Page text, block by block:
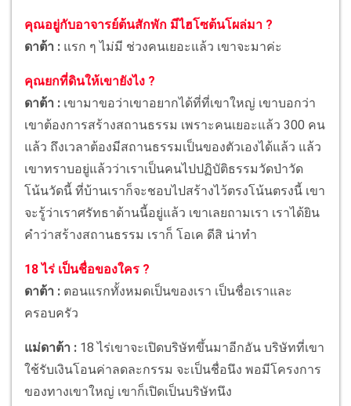
คุณอยู่กับอาจารย์ต้นสักพัก มีไฮโซต้นโผล่มา ?
ดาต้า : แรก ๆ ไม่มี ช่วงคนเยอะแล้ว เขาจะมาค่ะ
คุณยกที่ดินให้เขายังไง ?
ดาต้า : เขามาขอว่าเขาอยากได้ที่ที่เขาใหญ่ เขาบอกว่า
เขาต้องการสร้างสถานธรรม เพราะคนเยอะแล้ว 300 คน
แล้ว ถึงเวลาต้องมีสถานธรรมเป็นของตัวเองได้แล้ว แล้ว
เขาทราบอยู่แล้วว่าเราเป็นคนไปปฏิบัติธรรมวัดป่าวัด
โน้นวัดนี้ ที่บ้านเราก็จะชอบไปสร้างไว้ตรงโน้นตรงนี้ เขา
จะรู้ว่าเราศรัทธาด้านนี้อยู่แล้ว เขาเลยถามเรา เราได้ยิน
คำว่าสร้างสถานธรรม เราก็ โอเค ดีสิ น่าทำ
18 ไร่ เป็นชื่อของใคร ?
ดาต้า : ตอนแรกทั้งหมดเป็นของเรา เป็นชื่อเราและ
ครอบครัว
แม่ดาต้า : 18 ไร่เขาจะเปิดบริษัทขึ้นมาอีกอัน บริษัทที่เขา
ใช้รับเงินโอนค่าลดละกรรม จะเป็นชื่อนึง พอมีโครงการ
ของทางเขาใหญ่ เขาก็เปิดเป็นบริษัทนึง